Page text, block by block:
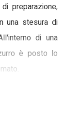
preparazione,
una stesura di
di una
è posto lo